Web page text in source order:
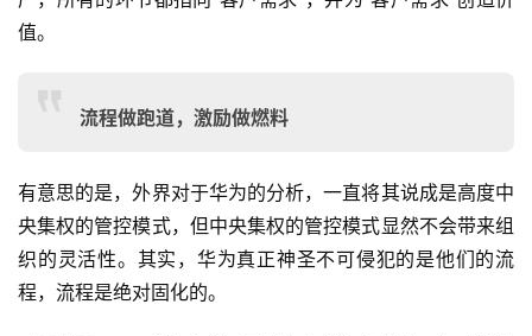
杆
企
业
大
全
值。
流程做跑道，激励做燃料
有意思的是，外界对于华为的分析，一直将其说成是高度中
央集权的管控模式，但中央集权的管控模式显然不会带来组
织的灵活性。其实，华为真正神圣不可侵犯的是他们的流
程，流程是绝对固化的。